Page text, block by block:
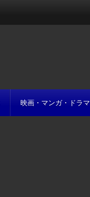
映画・マンガ・ドラマ